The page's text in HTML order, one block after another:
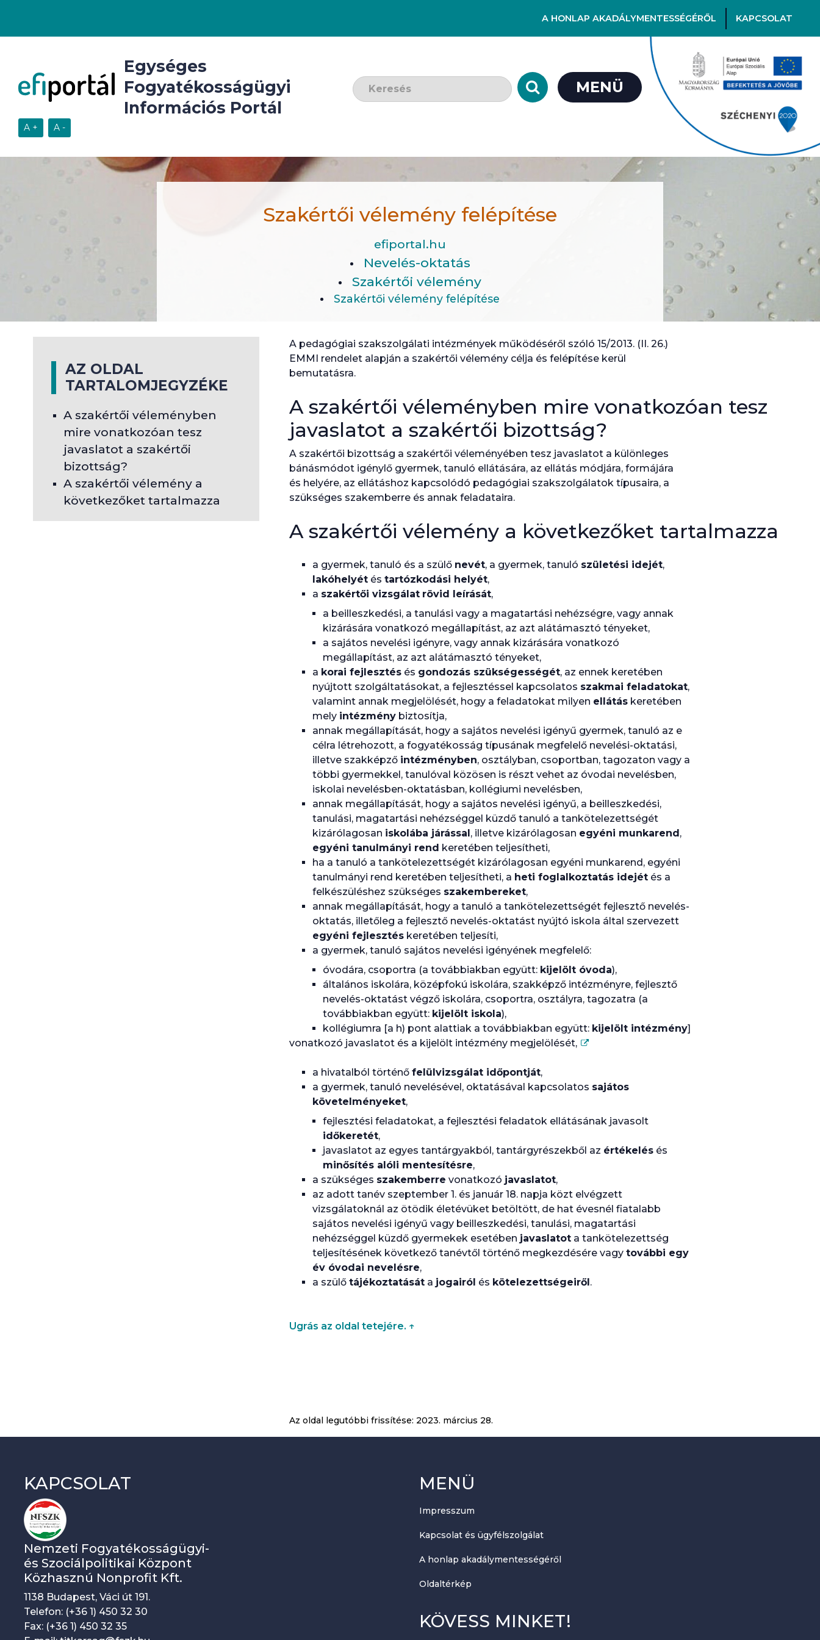
A HONLAP AKADÁLYMENTESSÉGÉRŐL KAPCSOLAT
Egységes
Fogyatékosságügyi
Információs Portál
Keresendő szó: MENÜ
Szakértői vélemény felépítése
efiportal.hu
Nevelés-oktatás
Szakértői vélemény
Szakértői vélemény felépítése
AZ OLDAL
TARTALOMJEGYZÉKE
A szakértői véleményben
mire vonatkozóan tesz
javaslatot a szakértői
bizottság?
A szakértői vélemény a
következőket tartalmazza
A pedagógiai szakszolgálati intézmények működéséről szóló 15/2013. (II. 26.)
EMMI rendelet alapján a szakértői vélemény célja és felépítése kerül
bemutatásra.
A szakértői véleményben mire vonatkozóan tesz
javaslatot a szakértői bizottság?
A szakértői bizottság a szakértői véleményében tesz javaslatot a különleges
bánásmódot igénylő gyermek, tanuló ellátására, az ellátás módjára, formájára
és helyére, az ellátáshoz kapcsolódó pedagógiai szakszolgálatok típusaira, a
szükséges szakemberre és annak feladataira.
A szakértői vélemény a következőket tartalmazza
a gyermek, tanuló és a szülő nevét, a gyermek, tanuló születési idejét,
lakóhelyétés tartózkodási helyét,
a szakértői vizsgálat rövid leírását,
a beilleszkedési, a tanulási vagy a magatartási nehézségre, vagy annak
kizárására vonatkozó megállapítást, az azt alátámasztó tényeket,
a sajátos nevelési igényre, vagy annak kizárására vonatkozó
megállapítást, az azt alátámasztó tényeket,
a korai fejlesztésés gondozás szükségességét, az ennek keretében
nyújtott szolgáltatásokat, a fejlesztéssel kapcsolatos szakmai feladatokat,
valamint annak megjelölését, hogy a feladatokat milyen ellátáskeretében
mely intézménybiztosítja,
annak megállapítását, hogy a sajátos nevelési igényű gyermek, tanuló az e
célra létrehozott, a fogyatékosság típusának megfelelő nevelési-oktatási,
illetve szakképző intézményben, osztályban, csoportban, tagozaton vagy a
többi gyermekkel, tanulóval közösen is részt vehet az óvodai nevelésben,
iskolai nevelésben-oktatásban, kollégiumi nevelésben,
annak megállapítását, hogy a sajátos nevelési igényű, a beilleszkedési,
tanulási, magatartási nehézséggel küzdő tanuló a tankötelezettségét
kizárólagosan iskolába járással, illetve kizárólagosan egyéni munkarend,
egyéni tanulmányi rend keretében teljesítheti,
ha a tanuló a tankötelezettségét kizárólagosan egyéni munkarend, egyéni
tanulmányi rend keretében teljesítheti, a heti foglalkoztatás idejétés a
felkészüléshez szükséges szakembereket,
annak megállapítását, hogy a tanuló a tankötelezettségét fejlesztő nevelés-
oktatás, illetőleg a fejlesztő nevelés-oktatást nyújtó iskola által szervezett
egyéni fejlesztéskeretében teljesíti,
a gyermek, tanuló sajátos nevelési igényének megfelelő:
óvodára, csoportra (a továbbiakban együtt: kijelölt óvoda),
általános iskolára, középfokú iskolára, szakképző intézményre, fejlesztő
nevelés-oktatást végző iskolára, csoportra, osztályra, tagozatra (a
továbbiakban együtt: kijelölt iskola),
kollégiumra [a h) pont alattiak a továbbiakban együtt: kijelölt intézmény]
vonatkozó javaslatot és a kijelölt intézmény megjelölését,
a hivatalból történő felülvizsgálat időpontját,
a gyermek, tanuló nevelésével, oktatásával kapcsolatos sajátos
követelményeket,
fejlesztési feladatokat, a fejlesztési feladatok ellátásának javasolt
időkeretét,
javaslatot az egyes tantárgyakból, tantárgyrészekből az értékelés és
minősítés alóli mentesítésre,
a szükséges szakemberre vonatkozó javaslatot,
az adott tanév szeptember 1. és január 18. napja közt elvégzett
vizsgálatoknál az ötödik életévüket betöltött, de hat évesnél fiatalabb
sajátos nevelési igényű vagy beilleszkedési, tanulási, magatartási
nehézséggel küzdő gyermekek esetében javaslatota tankötelezettség
teljesítésének következő tanévtől történő megkezdésére vagy további egy
év óvodai nevelésre,
a szülő tájékoztatásáta jogairól és kötelezettségeiről.
Ugrás az oldal tetejére. ↑
Az oldal legutóbbi frissítése: 2023. március 28.
KAPCSOLAT
Nemzeti Fogyatékosságügyi-
és Szociálpolitikai Központ
Közhasznú Nonprofit Kft.
1138 Budapest, Váci út 191.
Telefon: (+36 1) 450 32 30
Fax: (+36 1) 450 32 35
MENÜ
Impresszum
Kapcsolat és ügyfélszolgálat
A honlap akadálymentességéről
Oldaltérkép
KÖVESS MINKET!